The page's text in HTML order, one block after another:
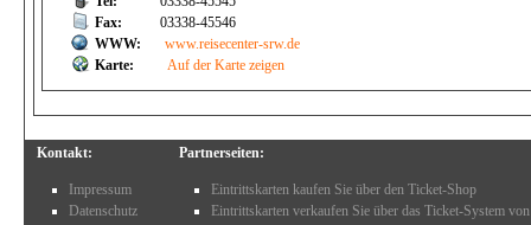
Fax:
03338-45546
WWW:
www.reisecenter-srw.de
Karte:
Auf der Karte zeigen
Kontakt:
Impressum
Datenschutz
Partnerseiten:
Eintrittskarten kaufen Sie über den Ticket-Shop
Eintrittskarten verkaufen Sie über das Ticket-System